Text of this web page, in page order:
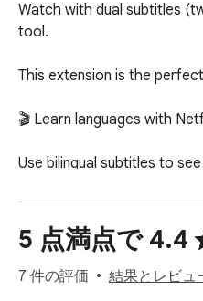
Watch with dual subtitles
tool.
This extension is the
🎬 Learn languages with
Use bilingual subtitles to
🚀 Key features
Dual subtitles for Netflix
5 点満点で 4.4
7 件の評価 結果とレビュ